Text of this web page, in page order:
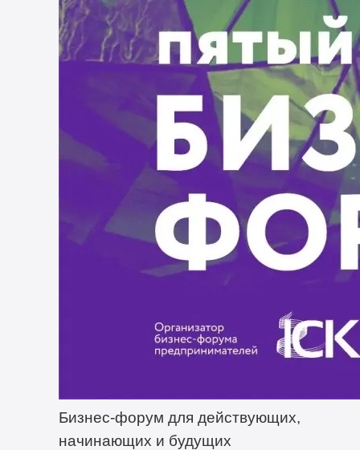
Бизнес-форум для действующих,
начинающих и будущих